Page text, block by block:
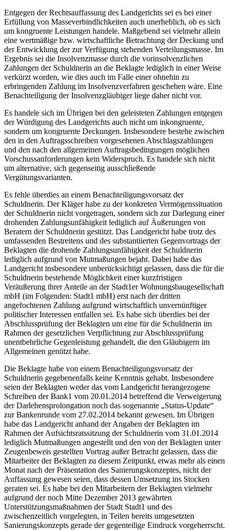
Entgegen der Rechtsauffassung des Landgerichts sei es bei einer
Erfüllung von Masseverbindlichkeiten auch unerheblich, ob es sich
um kongruente Leistungen handele. Maßgebend sei vielmehr allein
eine wertmäßige bzw. wirtschaftliche Betrachtung der Deckung und
der Entwicklung der zur Verfügung stehenden Verteilungsmasse. Im
Ergebnis sei die Insolvenzmasse durch die vorinsolvenzlichen
Zahlungen der Schuldnerin an die Beklagte lediglich in einer Weise
verkürzt worden, wie dies auch im Falle einer ohnehin zu
erbringenden Zahlung im Insolvenzverfahren geschehen wäre. Eine
Benachteiligung der Insolvenzgläubiger liege daher nicht vor.
Es handele sich im Übrigen bei den geleisteten Zahlungen entgegen
der Würdigung des Landgerichts auch nicht um inkongruente,
sondern um kongruente Deckungen. Insbesondere bestehe zwischen
den in den Auftragsschreiben vorgesehenen Abschlagszahlungen
und den nach den allgemeinen Auftragsbedingungen möglichen
Vorschussanforderungen kein Widerspruch. Es handele sich nicht
um alternative, sich gegenseitig ausschließende
Vergütungsvarianten.
Es fehle überdies an einem Benachteiligungsvorsatz der
Schuldnerin. Der Kläger habe zu der konkreten Vermögenssituation
der Schuldnerin nicht vorgetragen, sondern sich zur Darlegung einer
drohenden Zahlungsunfähigkeit lediglich auf Äußerungen von
Beratern der Schuldnerin gestützt. Das Landgericht habe trotz des
umfassenden Bestreitens und des substantiierten Gegenvortrags der
Beklagten die drohende Zahlungsunfähigkeit der Schuldnerin
lediglich aufgrund von Mutmaßungen bejaht. Dabei habe das
Landgericht insbesondere unberücksichtigt gelassen, dass die für die
Schuldnerin bestehende Möglichkeit einer kurzfristigen
Veräußerung ihrer Anteile an der Stadt1er Wohnungsbaugesellschaft
mbH (im Folgenden: Stadt1 mbH) erst nach der dritten
angefochtenen Zahlung aufgrund wirtschaftlich unvernünftiger
politischer Interessen entfallen sei. Es habe sich überdies bei der
Abschlussprüfung der Beklagten um eine für die Schuldnerin im
Rahmen der gesetzlichen Verpflichtung zur Abschlussprüfung
unentbehrliche Gegenleistung gehandelt, die den Gläubigern im
Allgemeinen genützt habe.
Die Beklagte habe von einem Benachteiligungsvorsatz der
Schuldnerin gegebenenfalls keine Kenntnis gehabt. Insbesondere
seien der Beklagten weder das vom Landgericht herangezogene
Schreiben der Bank1 vom 20.01.2014 betreffend die Verweigerung
der Darlehensprolongation noch das sogenannte „Status-Update“
zur Bankenrunde vom 27.02.2014 bekannt gewesen. Im Übrigen
habe das Landgericht anhand der Angaben der Beklagten im
Rahmen der Aufsichtsratssitzung der Schuldnerin vom 31.01.2014
lediglich Mutmaßungen angestellt und den von der Beklagten unter
Zeugenbeweis gestellten Vortrag außer Betracht gelassen, dass die
Mitarbeiter der Beklagten zu diesem Zeitpunkt, etwas mehr als einen
Monat nach der Präsentation des Sanierungskonzeptes, nicht der
Auffassung gewesen seien, dass dessen Umsetzung ins Stocken
geraten sei. Es habe bei den Mitarbeitern der Beklagten vielmehr
aufgrund der noch Mitte Dezember 2013 gewährten
Unterstützungsmaßnahmen der Stadt Stadt1 und des
zwischenzeitlich vorgelegten, in Teilen bereits umgesetzten
Sanierungskonzepts gerade der gegenteilige Eindruck vorgeherrscht.